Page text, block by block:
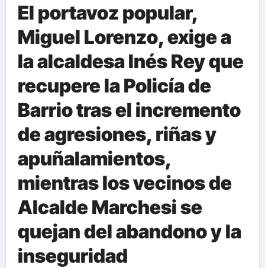
El portavoz popular,
Miguel Lorenzo, exige a
la alcaldesa Inés Rey que
recupere la Policía de
Barrio tras el incremento
de agresiones, riñas y
apuñalamientos,
mientras los vecinos de
Alcalde Marchesi se
quejan del abandono y la
inseguridad